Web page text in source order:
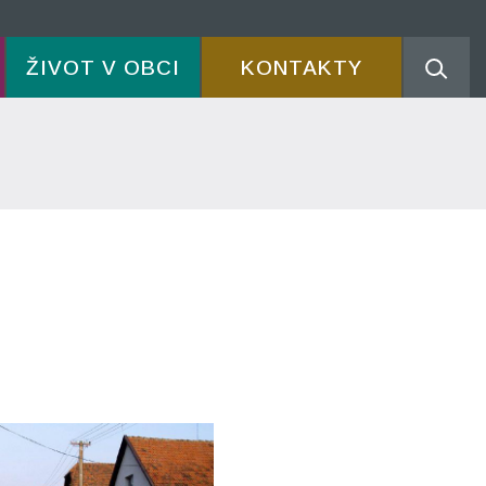
ŽIVOT V OBCI KONTAKTY